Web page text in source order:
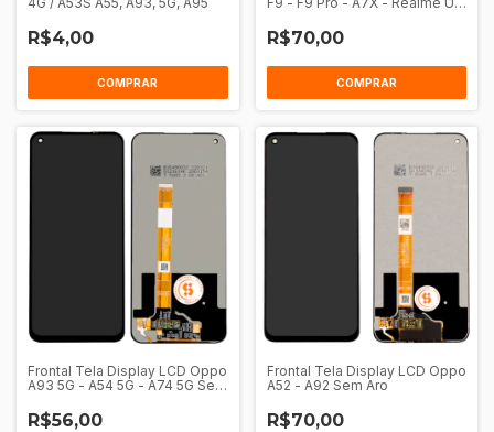
R$4,00 R$70,00
COMPRAR
Frontal Tela Display LCD Oppo
A93 5G - A54 5G - A74 5G Sem
R$56,00
Frontal Tela Display LCD Oppo
A52 - A92 Sem Aro
R$70,00